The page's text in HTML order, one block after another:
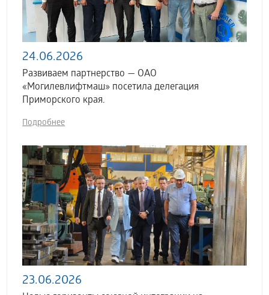
24.06.2026
Развиваем партнерство — ОАО
«Могилевлифтмаш» посетила делегация
Приморского края.
Подробнее
23.06.2026